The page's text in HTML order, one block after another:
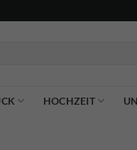
HOCHZEIT